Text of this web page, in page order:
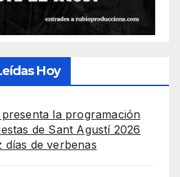
Hoy
presenta la programación
de Sant Agustí 2026
días de verbenas